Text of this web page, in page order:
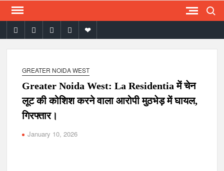
Skip
content facebooktwitter instagram
youtubeemail
GREATER NOIDA WEST
Greater Noida West: La Residentia में चेन
लूट की कोशिश करने वाला आरोपी मुठभेड़ में घायल,
गिरफ्तार।
January 10, 2026